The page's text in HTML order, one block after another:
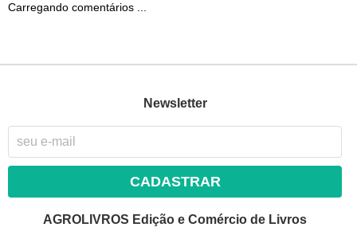
Carregando comentários ...
Newsletter
CADASTRAR
AGROLIVROS Edição e Comércio de Livros